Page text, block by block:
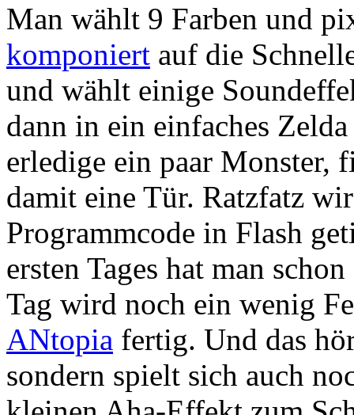
Man wählt 9 Farben und
komponiert auf die
und wählt einige
dann in ein einfaches
erledige ein paar Monster,
damit eine Tür. Ratzfatz
Programmcode in Flash
ersten Tages hat man
Tag wird noch ein wenig
ANtopia fertig. Und das
sondern spielt sich auch